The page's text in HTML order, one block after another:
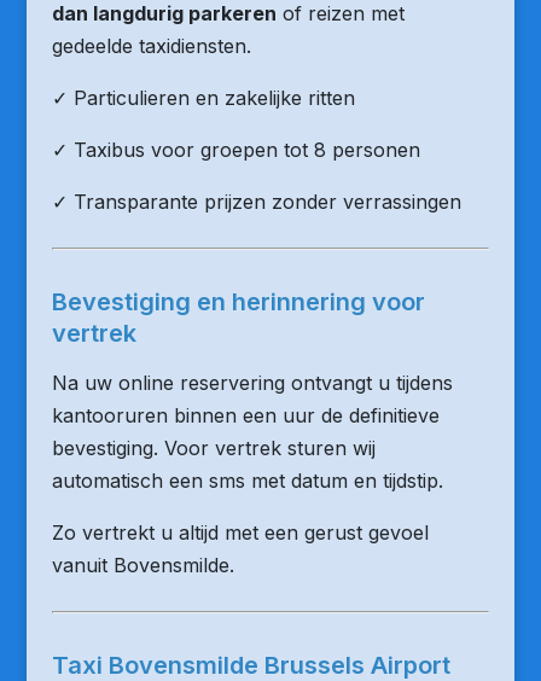
dan langdurig parkeren of reizen met
gedeelde taxidiensten.
✓ Particulieren en zakelijke ritten
✓ Taxibus voor groepen tot 8 personen
✓ Transparante prijzen zonder verrassingen
Bevestiging en herinnering voor
vertrek
Na uw online reservering ontvangt u tijdens
kantooruren binnen een uur de definitieve
bevestiging. Voor vertrek sturen wij
automatisch een sms met datum en tijdstip.
Zo vertrekt u altijd met een gerust gevoel
vanuit Bovensmilde.
Taxi Bovensmilde Brussels Airport